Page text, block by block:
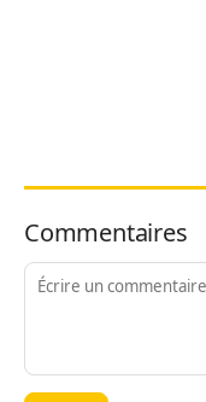
Commentaires